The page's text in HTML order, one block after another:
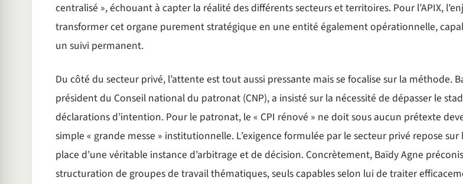
centralisé », échouant à capter la réalité des différents secteurs et territoires. Pour l’APIX,
transformer cet organe purement stratégique en une entité également opérationnelle,
un suivi permanent.
Du côté du secteur privé, l’attente est tout aussi pressante mais se focalise sur la méthode.
président du Conseil national du patronat (CNP), a insisté sur la nécessité de dépasser le
déclarations d’intention. Pour le patronat, le « CPI rénové » ne doit sous aucun prétexte
simple « grande messe » institutionnelle. L’exigence formulée par le secteur privé repose sur
place d’une véritable instance d’arbitrage et de décision. Concrètement, Baïdy Agne
structuration de groupes de travail thématiques, seuls capables selon lui de traiter